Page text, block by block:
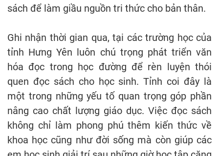
sách để làm giầu nguồn tri thức cho bản thân.
Ghi nhận thời gian qua, tại các trường học của
tỉnh Hưng Yên luôn chú trọng phát triển văn
hóa đọc trong học đường để rèn luyện thói
quen đọc sách cho học sinh. Tỉnh coi đây là
một trong những yếu tố quan trọng góp phần
nâng cao chất lượng giáo dục. Việc đọc sách
không chỉ làm phong phú thêm kiến thức về
khoa học cũng như đời sống mà còn giúp các